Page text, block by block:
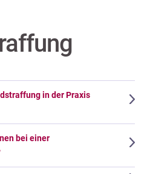
in der Praxis
bei einer